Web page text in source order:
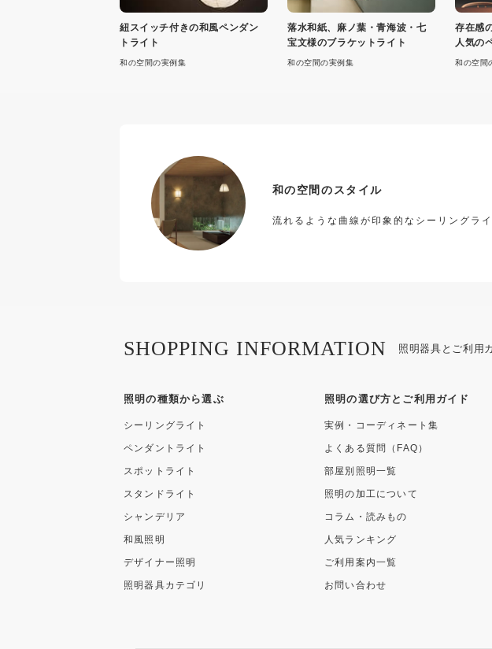
紐スイッチ付きの和風ペンダン
トライト
和の空間の実例集
落水和紙、麻ノ葉・青海波・七
宝文様のブラケットライト
和の空間の実例集
存在感
人気の
和の空間
和の空間のスタイル
流れるような曲線が印象的なシーリングラ
照明器具とご利用
SHOPPING INFORMATION
照明の種類から選ぶ
シーリングライト
ペンダントライト
スポットライト
スタンドライト
シャンデリア
和風照明
デザイナー照明
照明器具カテゴリ
照明の選び方とご利用ガイド
実例・コーディネート集
よくある質問（FAQ）
部屋別照明一覧
照明の加工について
コラム・読みもの
人気ランキング
ご利用案内一覧
お問い合わせ